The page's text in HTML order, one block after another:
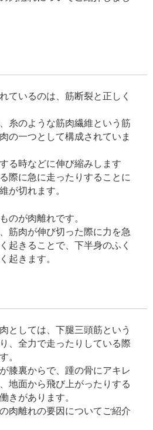
ているのは、筋断裂と正しく
糸のような筋肉繊維という筋
の一つとして構成されていま
る時などに伸び縮みします
際に急に走ったりすることに
が切れます。
のが肉離れです。
筋肉が伸び切った際に力を急
起きることで、下半身のふく
起きます。
としては、下腿三頭筋という
、全力で走ったりしている際
。
膝裏からで、踵の骨にアキレ
地面から飛び上がったりする
きがあります。
肉離れの要因についてご紹介